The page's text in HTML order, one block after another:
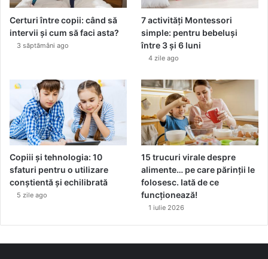
Certuri între copii: când să
intervii și cum să faci asta?
3 săptămâni ago
7 activități Montessori
simple: pentru bebeluși
între 3 și 6 luni
4 zile ago
Copiii și tehnologia: 10
sfaturi pentru o utilizare
conștientă și echilibrată
5 zile ago
15 trucuri virale despre
alimente… pe care părinții le
folosesc. Iată de ce
funcționează!
1 iulie 2026